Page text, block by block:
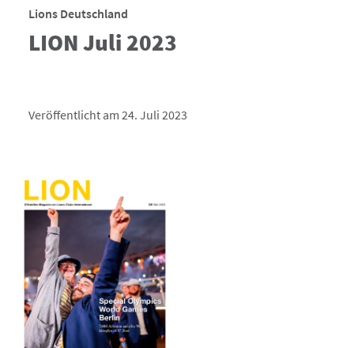
Lions Deutschland
LION Juli 2023
Veröffentlicht am 24. Juli 2023